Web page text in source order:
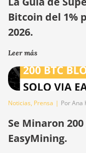
Bitcoin del 1%
2026.
Leer más
Noticias, Prensa | Por Ana
Se Minaron
EasyMining.